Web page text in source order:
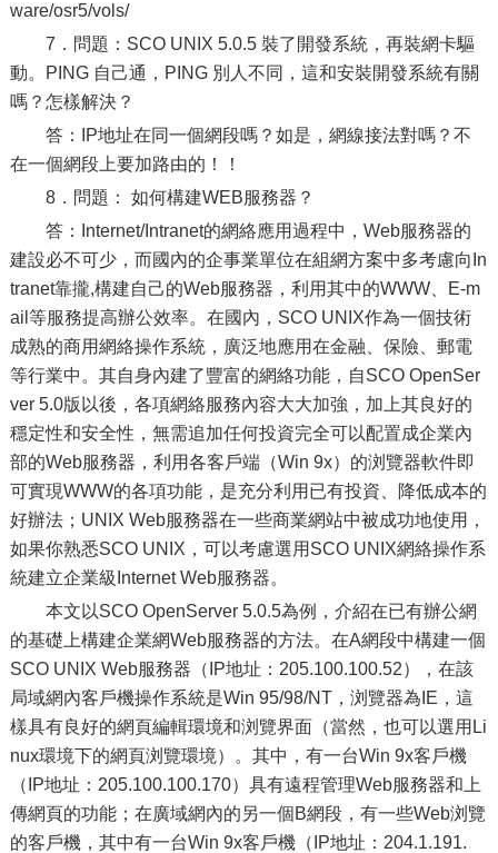
ware/osr5/vols/
7．問題：SCO UNIX 5.0.5 裝了開發系統，再裝網卡驅
動。PING 自己通，PING 別人不同，這和安裝開發系統有關
嗎？怎樣解決？
答：IP地址在同一個網段嗎？如是，網線接法對嗎？不
在一個網段上要加路由的！！
8．問題： 如何構建WEB服務器？
答：Internet/Intranet的網絡應用過程中，Web服務器的
建設必不可少，而國內的企事業單位在組網方案中多考慮向In
tranet靠攏,構建自己的Web服務器，利用其中的WWW、E-m
ail等服務提高辦公效率。在國內，SCO UNIX作為一個技術
成熟的商用網絡操作系統，廣泛地應用在金融、保險、郵電
等行業中。其自身內建了豐富的網絡功能，自SCO OpenSer
ver 5.0版以後，各項網絡服務內容大大加強，加上其良好的
穩定性和安全性，無需追加任何投資完全可以配置成企業內
部的Web服務器，利用各客戶端（Win 9x）的浏覽器軟件即
可實現WWW的各項功能，是充分利用已有投資、降低成本的
好辦法；UNIX Web服務器在一些商業網站中被成功地使用，
如果你熟悉SCO UNIX，可以考慮選用SCO UNIX網絡操作系
統建立企業級Internet Web服務器。
本文以SCO OpenServer 5.0.5為例，介紹在已有辦公網
的基礎上構建企業網Web服務器的方法。在A網段中構建一個
SCO UNIX Web服務器（IP地址：205.100.100.52），在該
局域網內客戶機操作系統是Win 95/98/NT，浏覽器為IE，這
樣具有良好的網頁編輯環境和浏覽界面（當然，也可以選用Li
nux環境下的網頁浏覽環境）。其中，有一台Win 9x客戶機
（IP地址：205.100.100.170）具有遠程管理Web服務器和上
傳網頁的功能；在廣域網內的另一個B網段，有一些Web浏覽
的客戶機，其中有一台Win 9x客戶機（IP地址：204.1.191.